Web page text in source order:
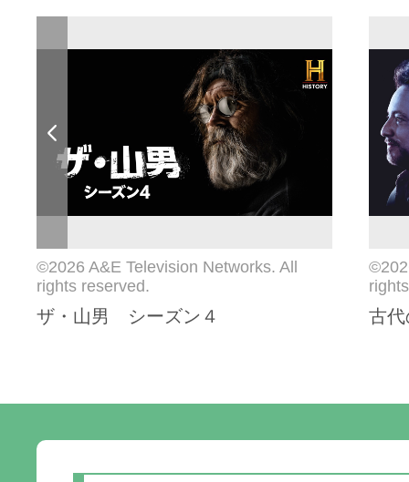
©2026 A&E Television Networks. All
rights reserved.
ザ・山男 シーズン４ 古